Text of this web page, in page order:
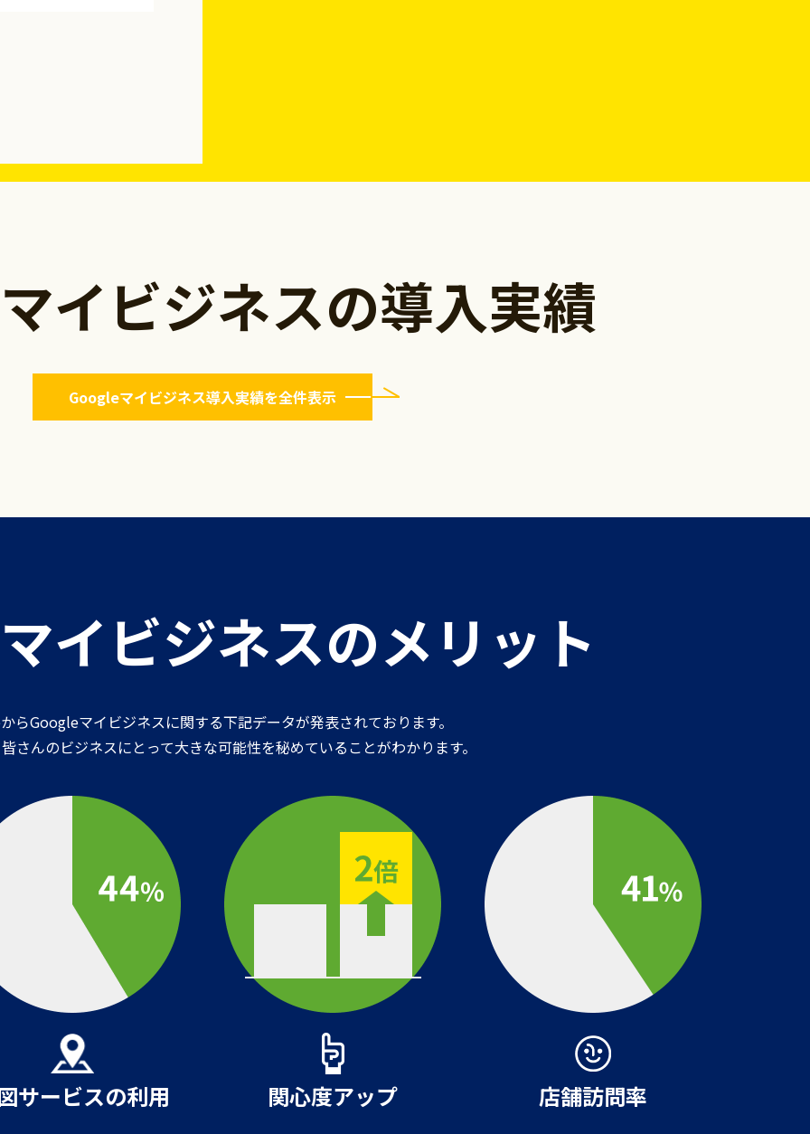
イビジネスの導入実績
Googleマイビジネス導入実績を全件表示
イビジネスのメリット
らGoogleマイビジネスに関する下記データが発表されております。
さんのビジネスにとって大きな可能性を秘めていることがわかります。
サービスの利用 関心度アップ 店舗訪問率